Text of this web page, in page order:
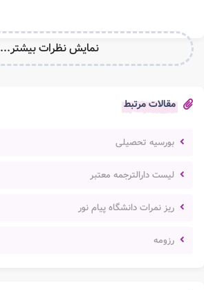
مقالات مرتبط
بورسیه تحصیلی
لیست دارالترجمه معتبر
ریز نمرات دانشگاه پیام نور
رزومه
نمایش نظرات بیشتر...